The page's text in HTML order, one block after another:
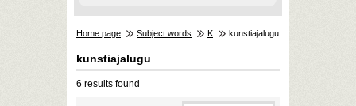
Home page Subject words K kunstiajalugu
kunstiajalugu
6 results found